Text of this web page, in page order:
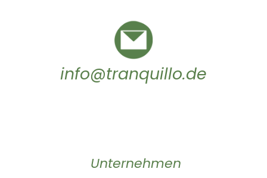
info@tranquillo.de
Unternehmen